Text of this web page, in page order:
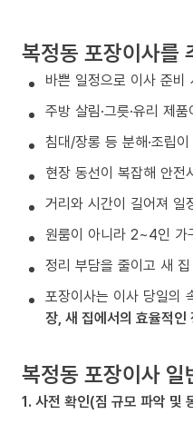
복정동 포장이사를
바쁜 일정으로 이사 준비
주방 살림·그릇·유리 제
침대/장롱 등 분해·조립
현장 동선이 복잡해 안전
거리와 시간이 길어져 일
원룸이 아니라 2~4인 가
정리 부담을 줄이고 새
포장이사는 이사 당일의
장, 새 집에서의 효율적인
복정동 포장이사 일
1. 사전 확인(짐 규모 파악 및